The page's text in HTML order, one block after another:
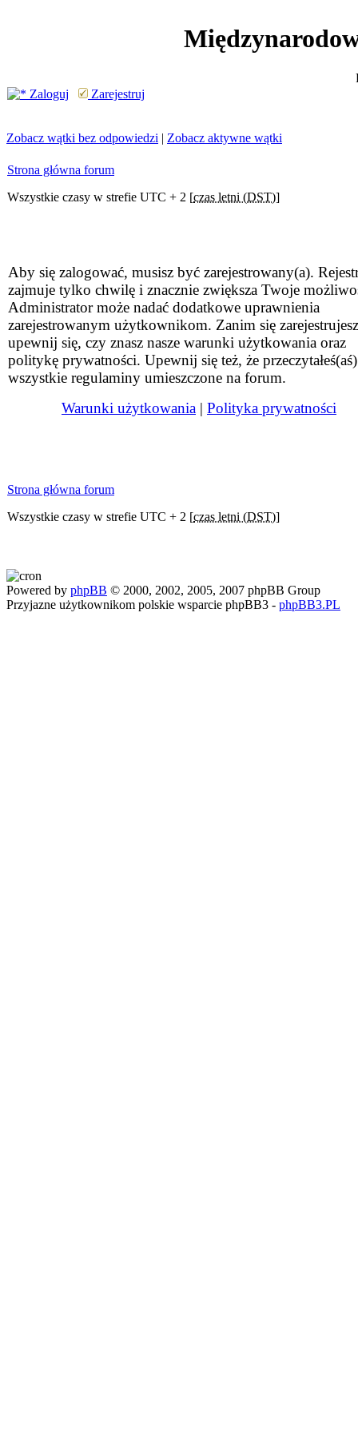
Zaloguj
Zarejestruj
Zobacz wątki bez odpowiedzi | Zobacz aktywne wątki
Strona główna forum
Wszystkie czasy w strefie UTC + 2 [czas letni (DST)]
Aby się zalogować, musisz być zarejestrowany(a).
zajmuje tylko chwilę i znacznie zwiększa Twoje
Administrator może nadać dodatkowe uprawnienia
zarejestrowanym użytkownikom. Zanim się
upewnij się, czy znasz nasze warunki użytkowania oraz
politykę prywatności. Upewnij się też, że przeczytałeś(aś)
wszystkie regulaminy umieszczone na forum.
Warunki użytkowania | Polityka prywatności
Strona główna forum
Wszystkie czasy w strefie UTC + 2 [czas letni (DST)]
Powered by phpBB © 2000, 2002, 2005, 2007 phpBB Group
Przyjazne użytkownikom polskie wsparcie phpBB3 - phpBB3.PL